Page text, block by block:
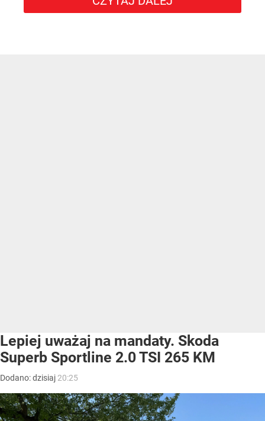
Lepiej uważaj na mandaty. Skoda
Superb Sportline 2.0 TSI 265 KM
Dodano:dzisiaj 20:25